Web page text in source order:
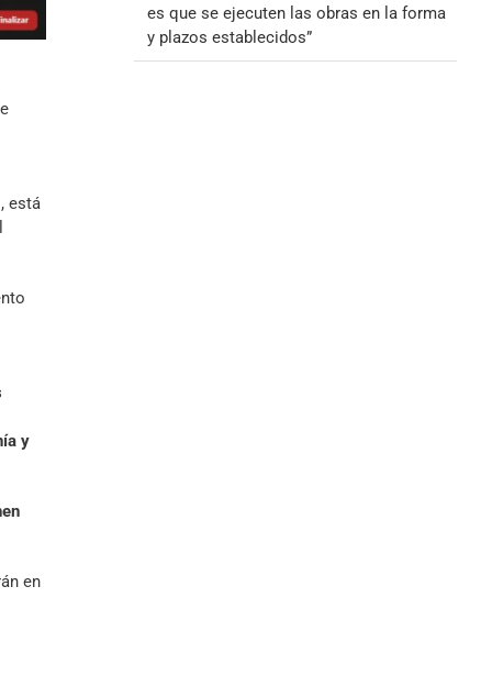
está
y
en
es que se ejecuten las obras en la forma
y plazos establecidos”